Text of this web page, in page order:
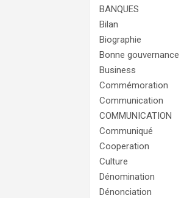
BANQUES
Bilan
Biographie
Bonne gouvernance
Business
Commémoration
Communication
COMMUNICATION
Communiqué
Cooperation
Culture
Dénomination
Dénonciation